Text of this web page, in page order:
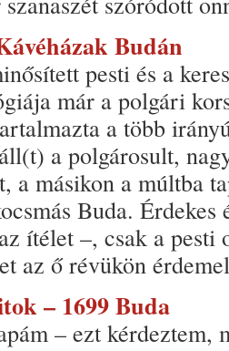
Budán
pesti és a
már a polgári
a több
a polgárosult,
a másikon a múltba
Buda. Érdekes
ítélet –, csak a pesti
az ő révükön
– 1699 Buda
– ezt kérdeztem,